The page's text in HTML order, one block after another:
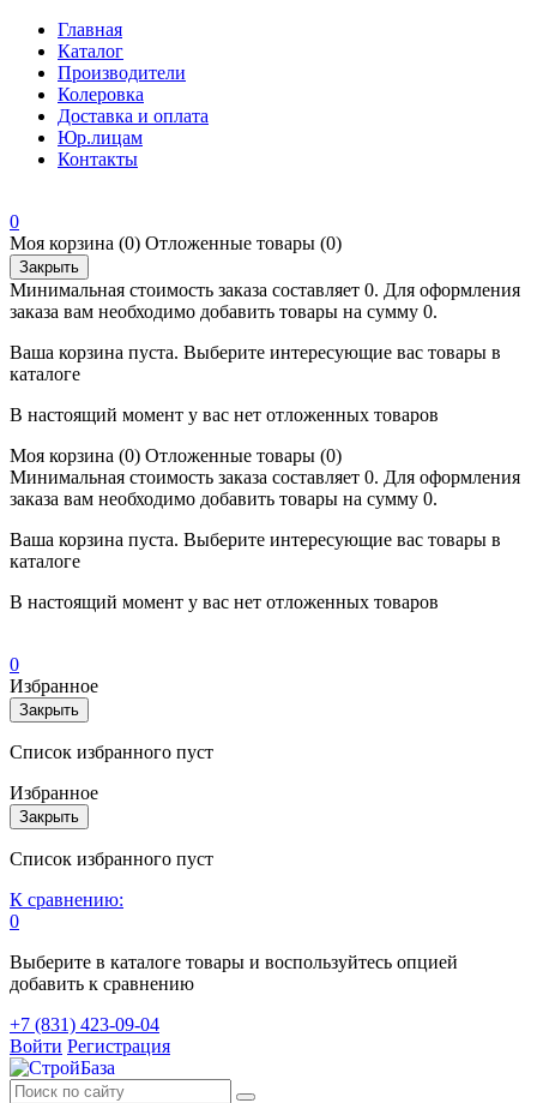
Главная
Каталог
Производители
Колеровка
Доставка и оплата
Юр.лицам
Контакты
0
Моя корзина (0) Отложенные товары (0)
Закрыть
Минимальная стоимость заказа составляет 0. Для оформления
заказа вам необходимо добавить товары на сумму 0.
Ваша корзина пуста. Выберите интересующие вас товары в
каталоге
В настоящий момент у вас нет отложенных товаров
Моя корзина (0) Отложенные товары (0)
Минимальная стоимость заказа составляет 0. Для оформления
заказа вам необходимо добавить товары на сумму 0.
Ваша корзина пуста. Выберите интересующие вас товары в
каталоге
В настоящий момент у вас нет отложенных товаров
0
Избранное
Закрыть
Список избранного пуст
Избранное
Закрыть
Список избранного пуст
К сравнению:
0
Выберите в каталоге товары и воспользуйтесь опцией
добавить к сравнению
+7 (831) 423-09-04
Войти Регистрация